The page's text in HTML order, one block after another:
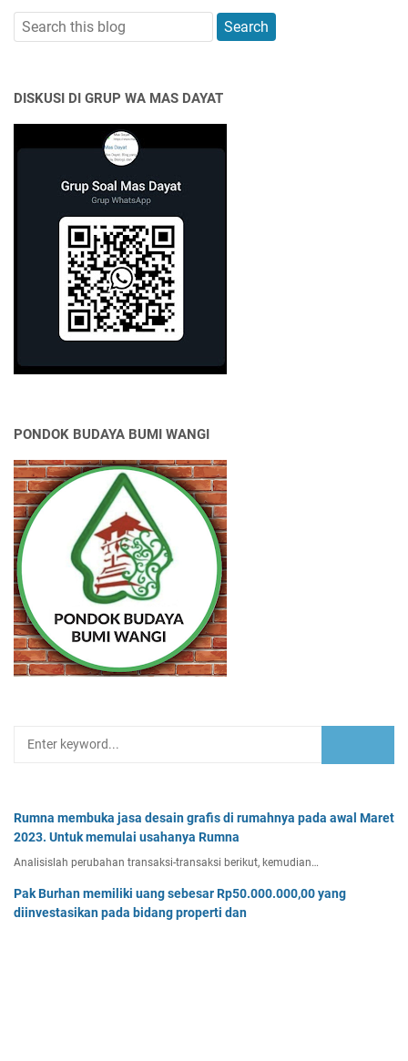
DISKUSI DI GRUP WA MAS DAYAT
PONDOK BUDAYA BUMI WANGI
Rumna membuka jasa desain grafis di rumahnya pada awal Maret
2023. Untuk memulai usahanya Rumna
Analisislah perubahan transaksi-transaksi berikut, kemudian…
Pak Burhan memiliki uang sebesar Rp50.000.000,00 yang
diinvestasikan pada bidang properti dan